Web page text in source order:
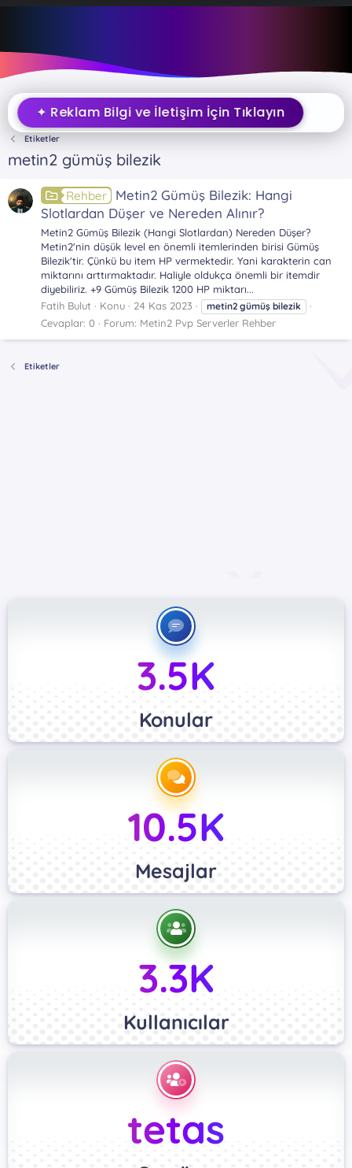
✦ Reklam Bilgi ve İletişim İçin Tıklayın
Etiketler
metin2 gümüş bilezik
Rehber
Metin2 Gümüş Bilezik: Hangi
Slotlardan Düşer ve Nereden Alınır?
Metin2 Gümüş Bilezik (Hangi Slotlardan) Nereden Düşer?
Metin2'nin düşük level en önemli itemlerinden birisi Gümüş
Bilezik'tir. Çünkü bu item HP vermektedir. Yani karakterin can
miktarını arttırmaktadır. Haliyle oldukça önemli bir itemdir
diyebiliriz. +9 Gümüş Bilezik 1200 HP miktarı...
Fatih Bulut
Konu 24 Kas 2023 metin2 gümüş bilezik
Cevaplar: 0 Forum: Metin2 Pvp Serverler Rehber
Etiketler
3.5K
Konular
10.5K
Mesajlar
3.3K
Kullanıcılar
tetas